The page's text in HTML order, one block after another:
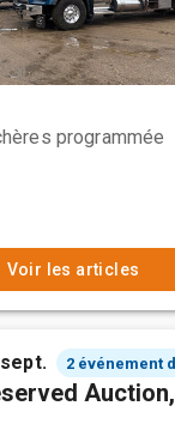
programmée
Voir les articles
2 événement